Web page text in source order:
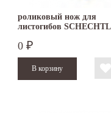
роликовый нож для
листогибов SCHECHTL
0 ₽